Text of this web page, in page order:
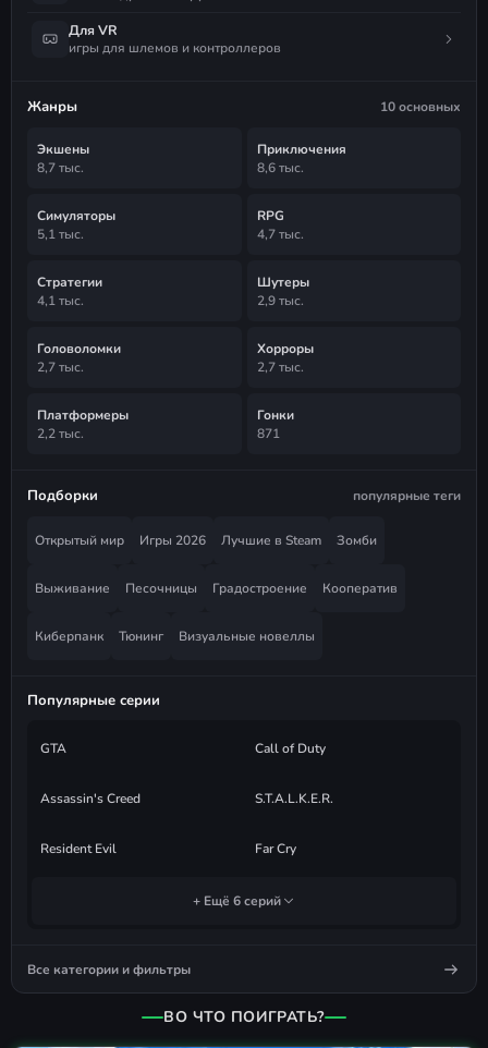
Для VR
игры для шлемов и контроллеров
Жанры 10 основных
Экшены
8,7 тыс.
Приключения
8,6 тыс.
Симуляторы
5,1 тыс.
RPG
4,7 тыс.
Стратегии
4,1 тыс.
Шутеры
2,9 тыс.
Головоломки
2,7 тыс.
Хорроры
2,7 тыс.
Платформеры
2,2 тыс.
Гонки
871
Подборки популярные теги
Открытый мир Игры 2026 Лучшие в Steam Зомби
Выживание Песочницы Градостроение Кооператив
Киберпанк Тюнинг Визуальные новеллы
Популярные серии
GTA Call of Duty
Assassin's Creed S.T.A.L.K.E.R.
Resident Evil Far Cry
+ Ещё 6 серий
Все категории и фильтры
ВО ЧТО ПОИГРАТЬ?